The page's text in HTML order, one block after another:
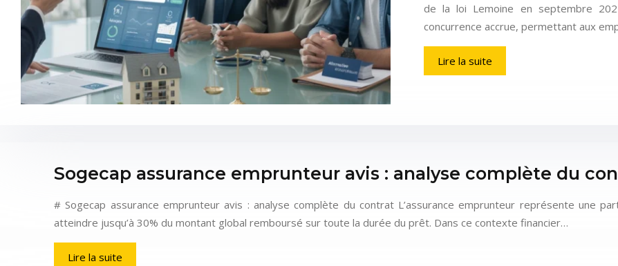
de la loi Lemoine en septembre
concurrence accrue, permettant aux
Lire la suite
Sogecap assurance emprunteur avis : analyse complète du
# Sogecap assurance emprunteur avis : analyse complète du contrat L’assurance emprunteur représente une
atteindre jusqu’à 30% du montant global remboursé sur toute la durée du prêt. Dans ce contexte financier…
Lire la suite